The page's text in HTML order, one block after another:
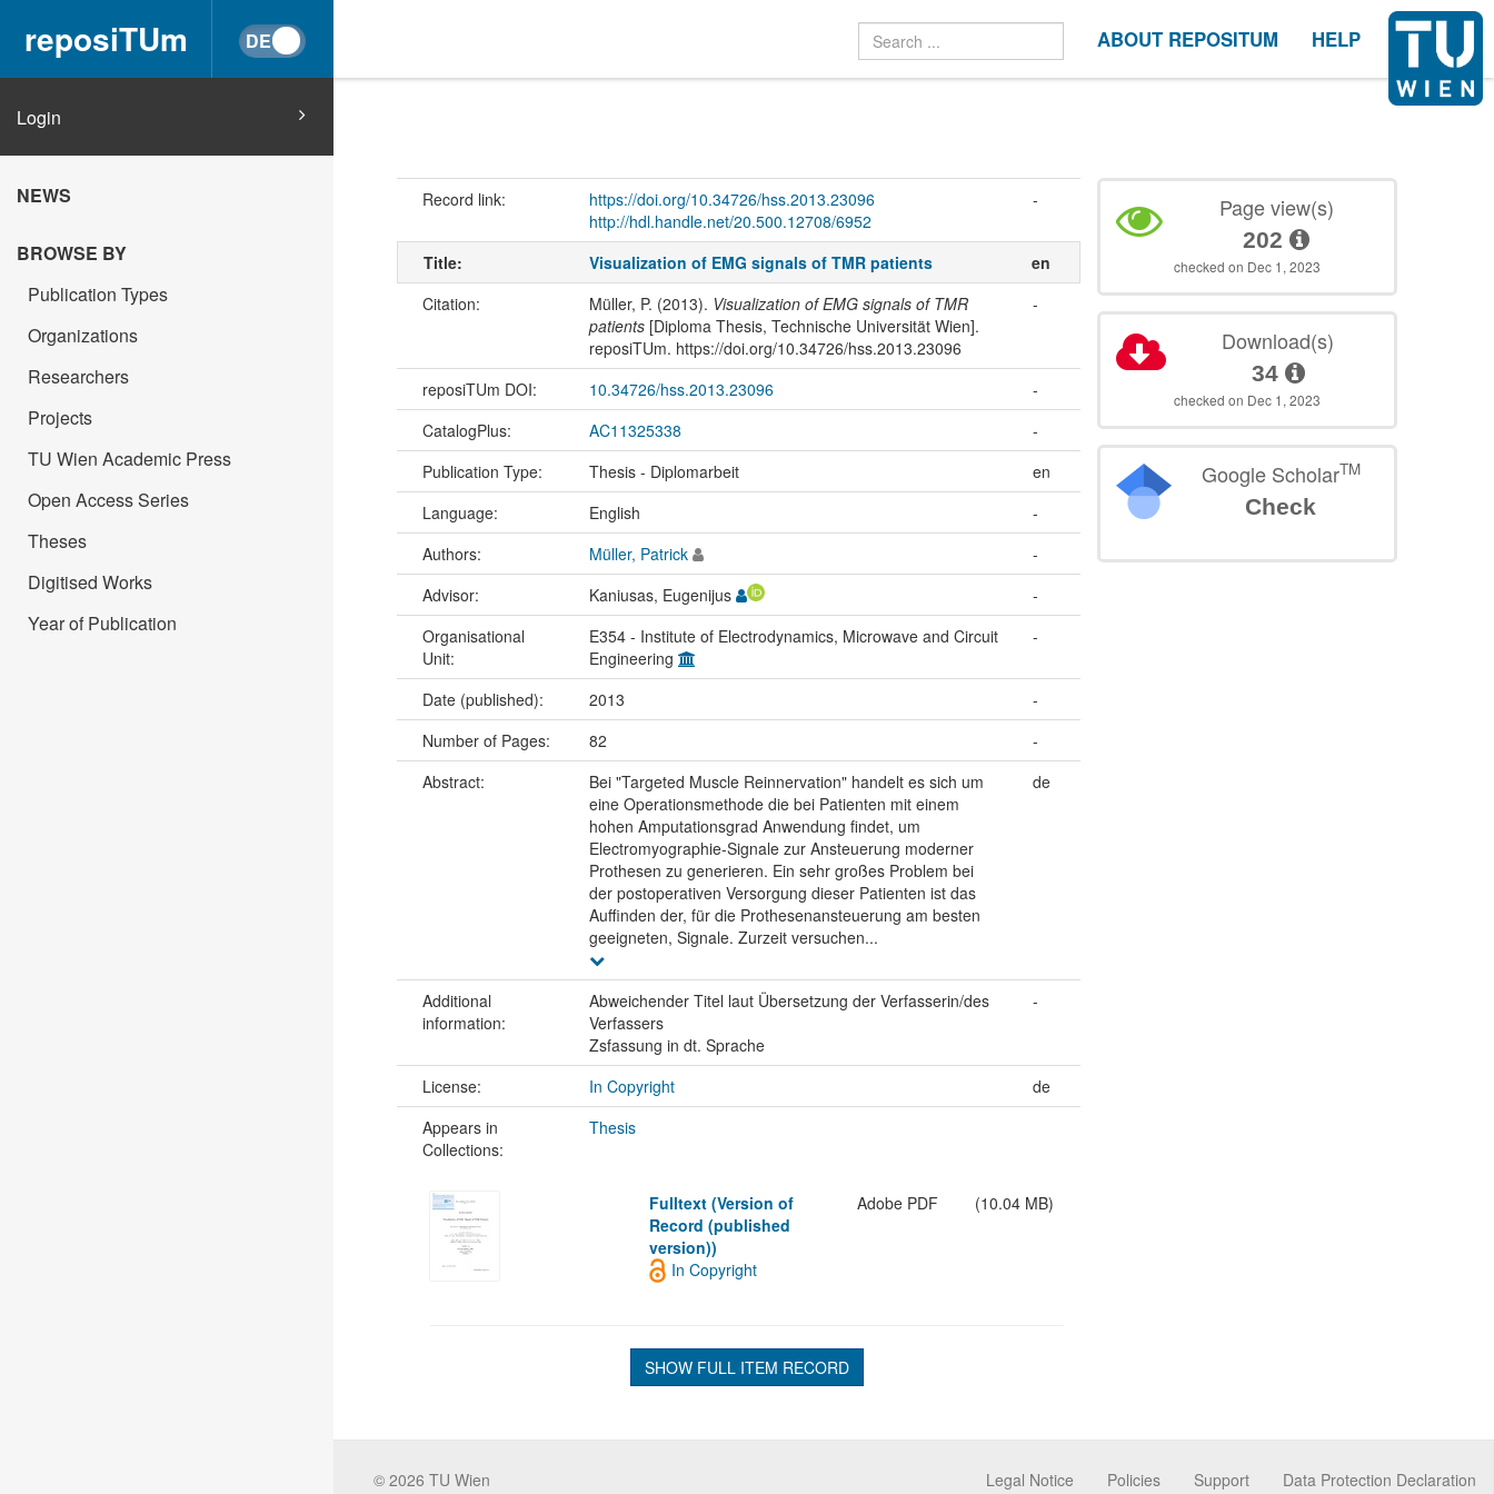
reposiTUm ABOUT REPOSITUM HELP
Login
NEWS
BROWSE BY
Publication Types
Organizations
Researchers
Projects
TU Wien Academic Press
Open Access Series
Theses
Digitised Works
Year of Publication
Record link:
https://doi.org/10.34726/hss.2013.23096
http://hdl.handle.net/20.500.12708/6952
-
Title: Visualization of EMG signals of TMR patients
en
Citation:
Müller, P. (2013). Visualization of EMG signals of TMR
patients[Diploma Thesis, Technische Universität Wien].
reposiTUm. https://doi.org/10.34726/hss.2013.23096
-
reposiTUm DOI: 10.34726/hss.2013.23096
-
CatalogPlus:
AC11325338
-
Publication Type:
Thesis - Diplomarbeit
en
Language:
English
-
Authors:
Müller, Patrick
-
Advisor:
Kaniusas, Eugenijus
-
Organisational
Unit:
E354 - Institute of Electrodynamics, Microwave and Circuit
Engineering
-
Date (published): 2013
-
Number of Pages:
82
-
Abstract:
Bei "Targeted Muscle Reinnervation" handelt es sich um
eine Operationsmethode die bei Patienten mit einem
hohen Amputationsgrad Anwendung findet, um
Electromyographie-Signale zur Ansteuerung moderner
Prothesen zu generieren. Ein sehr großes Problem bei
der postoperativen Versorgung dieser Patienten ist das
Auffinden der, für die Prothesenansteuerung am besten
geeigneten, Signale. Zurzeit versuchen...
de
Additional
information:
Abweichender Titel laut Übersetzung der Verfasserin/des
Verfassers
Zsfassung in dt. Sprache
-
License: In Copyright
de
Appears in
Collections:
Thesis
Fulltext (Version of
Record (published
version))
Adobe PDF (10.04 MB)
In Copyright
SHOW FULL ITEM RECORD
Page view(s)
202
checked on Dec 1, 2023
Download(s)
34
checked on Dec 1, 2023
Google ScholarTM
Check
© 2026 TU Wien Data Protection Declaration
Support
Policies
Legal Notice